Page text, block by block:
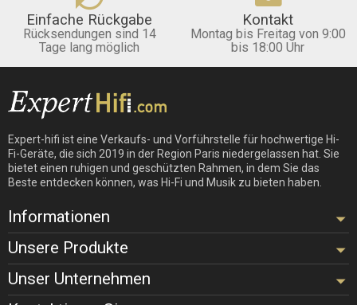
Einfache Rückgabe
Rücksendungen sind 14
Tage lang möglich
Kontakt
Montag bis Freitag von 9:00
bis 18:00 Uhr
Expert-hifi ist eine Verkaufs- und Vorführstelle für hochwertige Hi-
Fi-Geräte, die sich 2019 in der Region Paris niedergelassen hat. Sie
bietet einen ruhigen und geschützten Rahmen, in dem Sie das
Beste entdecken können, was Hi-Fi und Musik zu bieten haben.
Informationen
Unsere Produkte
Unser Unternehmen